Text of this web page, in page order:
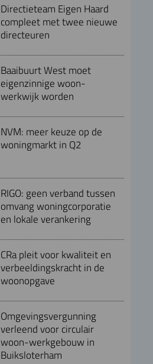
Directieteam Eigen Haard
compleet met twee nieuwe
directeuren
Baaibuurt West moet
eigenzinnige woon-
werkwijk worden
NVM: meer keuze op de
woningmarkt in Q2
RIGO: geen verband tussen
omvang woningcorporatie
en lokale verankering
CRa pleit voor kwaliteit en
verbeeldingskracht in de
woonopgave
Omgevingsvergunning
verleend voor circulair
woon-werkgebouw in
Buiksloterham